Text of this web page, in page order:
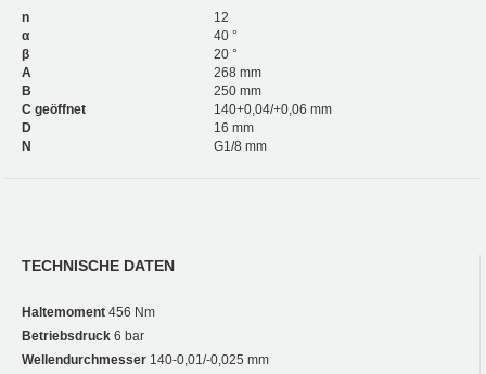
n
12
α
40 °
β
20 °
A
268 mm
B
250 mm
C geöffnet
140+0,04/+0,06 mm
D
16 mm
N
G1/8 mm
TECHNISCHE DATEN
Haltemoment 456 Nm
Betriebsdruck 6 bar
Wellendurchmesser 140-0,01/-0,025 mm